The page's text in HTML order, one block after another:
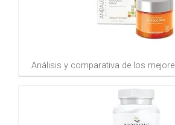
Análisis y comparativa de los